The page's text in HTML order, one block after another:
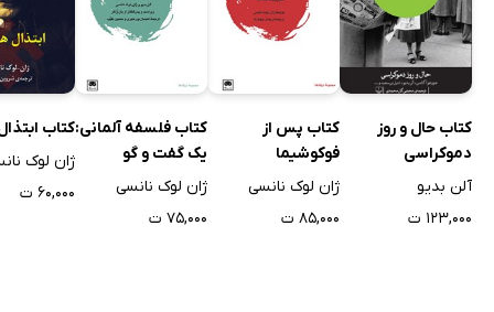
کتاب حال و روز
دموکراسی
آلن بدیو
۱۲۳,۰۰۰ ت
کتاب پس از
فوکوشیما
ژان لوک نانسی
۸۵,۰۰۰ ت
کتاب فلسفه آلمانی:
یک گفت و گو
ژان لوک نانسی
۷۵,۰۰۰ ت
کتاب
ژان لوک
۶۰,۰۰۰ ت